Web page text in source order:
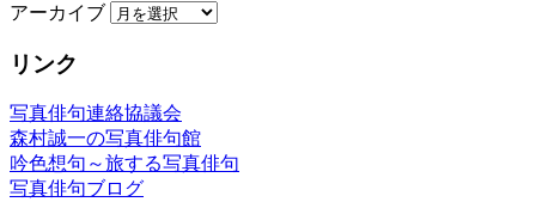
アーカイブ
リンク
写真俳句連絡協議会
森村誠一の写真俳句館
吟色想句～旅する写真俳句
写真俳句ブログ